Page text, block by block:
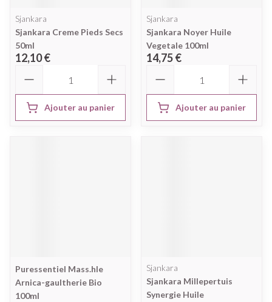
Sjankara
Sjankara Creme Pieds Secs
50ml
12,10 €
Ajouter au panier
Sjankara
Sjankara Noyer Huile
Vegetale 100ml
14,75 €
Ajouter au panier
Puressentiel Mass.hle
Arnica-gaultherie Bio
100ml
Sjankara
Sjankara Millepertuis
Synergie Huile